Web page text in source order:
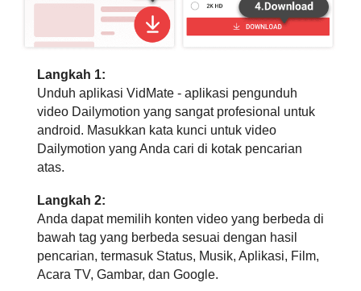
Langkah 1:
Unduh aplikasi VidMate - aplikasi pengunduh
video Dailymotion yang sangat profesional untuk
android. Masukkan kata kunci untuk video
Dailymotion yang Anda cari di kotak pencarian
atas.
Langkah 2:
Anda dapat memilih konten video yang berbeda di
bawah tag yang berbeda sesuai dengan hasil
pencarian, termasuk Status, Musik, Aplikasi, Film,
Acara TV, Gambar, dan Google.